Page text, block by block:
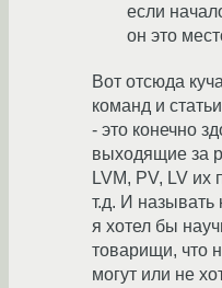
если
он это
Вот отсюда
команд и
- это конечно
выходящие за
LVM, PV, LV
т.д. И называть
я хотел бы
товарищи, что
могут или не